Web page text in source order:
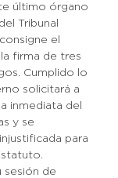
último órgano
Tribunal
el
firma de tres
Cumplido lo
solicitará a
inmediata del
y se
para
sesión de